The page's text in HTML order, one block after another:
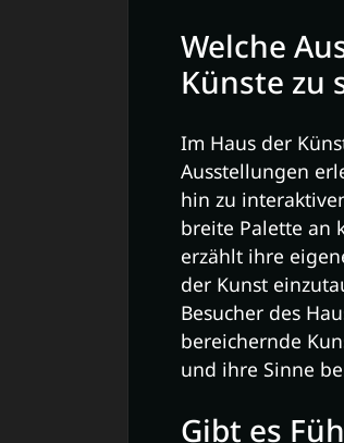
Welche
Künste zu
Im Haus der
Ausstellungen
hin zu
breite Palette an
erzählt ihre
der Kunst
Besucher des
bereichernde
und ihre Sinne
Gibt es